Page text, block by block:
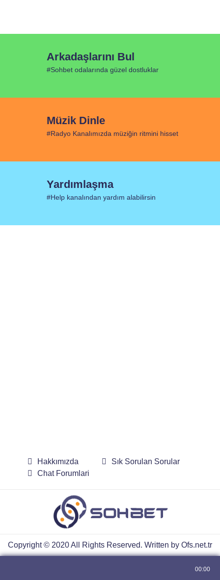
Arkadaşlarını Bul
#Sohbet odalarında güzel dostluklar
Müzik Dinle
#Radyo Kanalımızda müziğin ritmini hisset
Yardımlaşma
#Help kanalından yardım alabilirsin
Hakkımızda
Sık Sorulan Sorular
Chat Forumlari
Copyright © 2020 All Rights Reserved. Written by Ofs.net.tr
00:00